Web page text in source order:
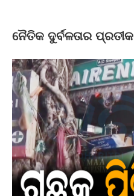
ନୈତିକ ଦୁର୍ବଳତାର ପ୍ରତୀକ